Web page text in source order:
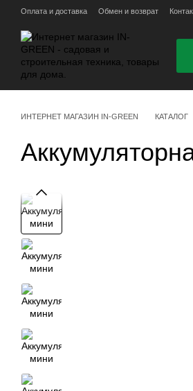
Перейти к основному контенту
Оплата и доставка Обмен и возврат
ИНТЕРНЕТ МАГАЗИН IN-GREEN КАТАЛОГ